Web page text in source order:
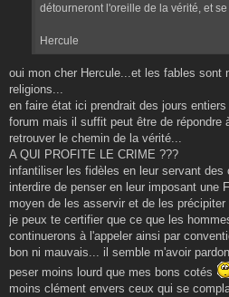
détourneront l'oreille de la vérité, et
Hercule
oui mon cher Hercule...et les fables sont
religions...
en faire état ici prendrait des jours
forum mais il suffit peut être de répondre
retrouver le chemin de la vérité...
A QUI PROFITE LE CRIME ???
infantiliser les fidèles en leur servant
interdire de penser en leur imposant une
moyen de les asservir et de les
je peux te certifier que ce que les
continuerons à l'appeler ainsi par
bon ni mauvais... il semble m'avoir
peser moins lourd que mes bons cotés
moins clément envers ceux qui se